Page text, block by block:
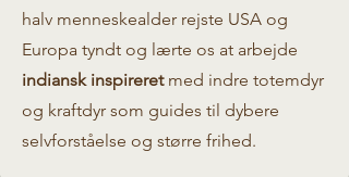
halv menneskealder rejste USA og
Europa tyndt og lærte os at arbejde
indiansk inspireretmed indre totemdyr
og kraftdyr som guides til dybere
selvforståelse og større frihed.